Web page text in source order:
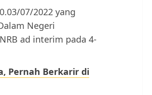
07/2022 yang
Negeri
ad interim pada 4-
Pernah Berkarir di